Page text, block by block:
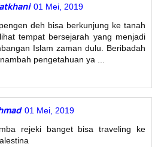
01 Mei, 2019
deh bisa berkunjung ke tanah
tempat bersejarah yang menjadi
Islam zaman dulu. Beribadah
pengetahuan ya ...
01 Mei, 2019
rejeki banget bisa traveling ke